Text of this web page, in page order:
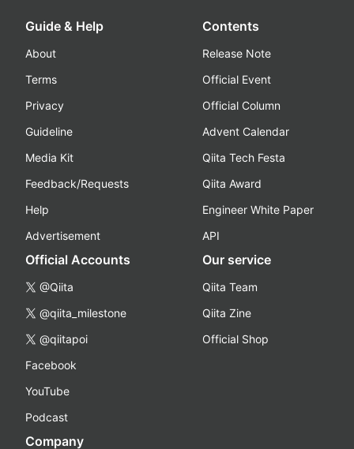
Guide & Help
About
Terms
Privacy
Guideline
Media Kit
Feedback/Requests
Help
Advertisement
Contents
Release Note
Official Event
Official Column
Advent Calendar
Qiita Tech Festa
Qiita Award
Engineer White Paper
API
Official Accounts
@Qiita
@qiita_milestone
@qiitapoi
Facebook
YouTube
Podcast
Our service
Qiita Team
Qiita Zine
Official Shop
Company